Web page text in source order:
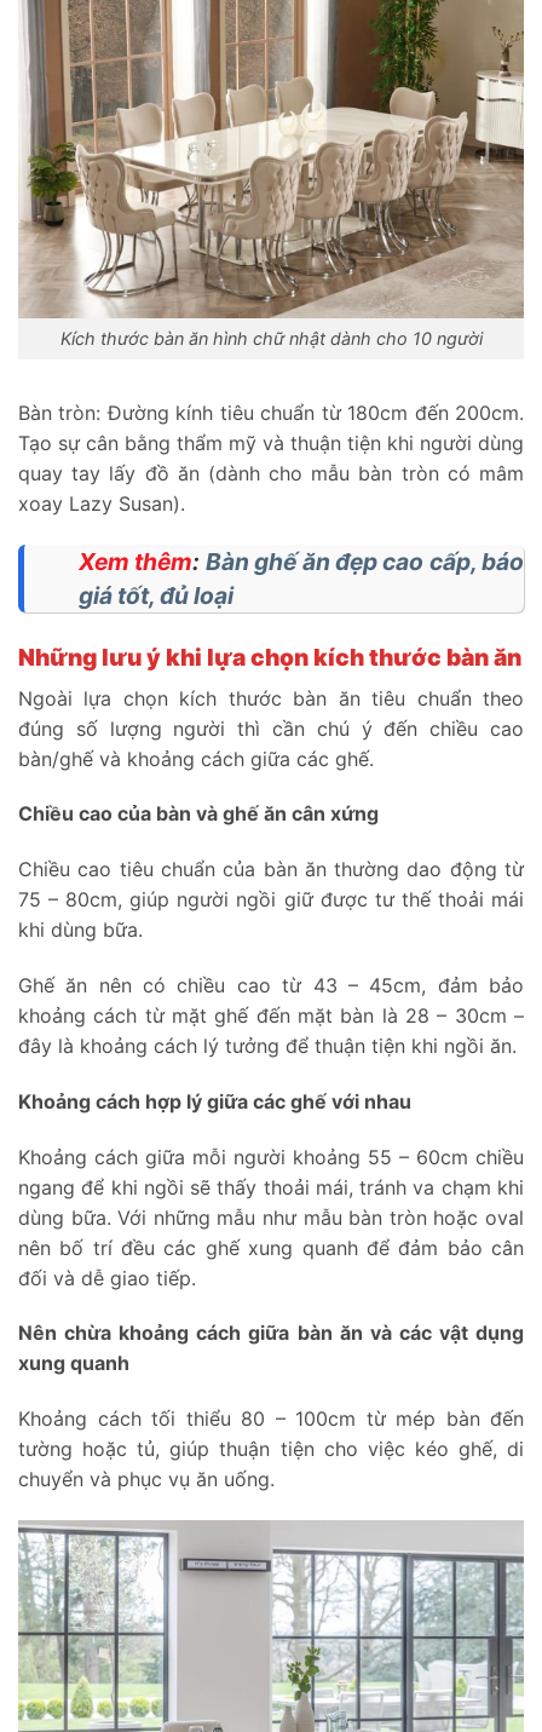
Kích thước bàn ăn hình chữ nhật dành cho 10 người
Bàn tròn: Đường kính tiêu chuẩn từ 180cm đến 200cm.
Tạo sự cân bằng thẩm mỹ và thuận tiện khi người dùng
quay tay lấy đồ ăn (dành cho mẫu bàn tròn có mâm
xoay Lazy Susan).
Xem thêm: Bàn ghế ăn đẹp cao cấp, báo
giá tốt, đủ loại
Những lưu ý khi lựa chọn kích thước bàn ăn
Ngoài lựa chọn kích thước bàn ăn tiêu chuẩn theo
đúng số lượng người thì cần chú ý đến chiều cao
bàn/ghế và khoảng cách giữa các ghế.
Chiều cao của bàn và ghế ăn cân xứng
Chiều cao tiêu chuẩn của bàn ăn thường dao động từ
75 – 80cm, giúp người ngồi giữ được tư thế thoải mái
khi dùng bữa.
Ghế ăn nên có chiều cao từ 43 – 45cm, đảm bảo
khoảng cách từ mặt ghế đến mặt bàn là 28 – 30cm –
đây là khoảng cách lý tưởng để thuận tiện khi ngồi ăn.
Khoảng cách hợp lý giữa các ghế với nhau
Khoảng cách giữa mỗi người khoảng 55 – 60cm chiều
ngang để khi ngồi sẽ thấy thoải mái, tránh va chạm khi
dùng bữa. Với những mẫu như mẫu bàn tròn hoặc oval
nên bố trí đều các ghế xung quanh để đảm bảo cân
đối và dễ giao tiếp.
Nên chừa khoảng cách giữa bàn ăn và các vật dụng
xung quanh
Khoảng cách tối thiểu 80 – 100cm từ mép bàn đến
tường hoặc tủ, giúp thuận tiện cho việc kéo ghế, di
chuyển và phục vụ ăn uống.